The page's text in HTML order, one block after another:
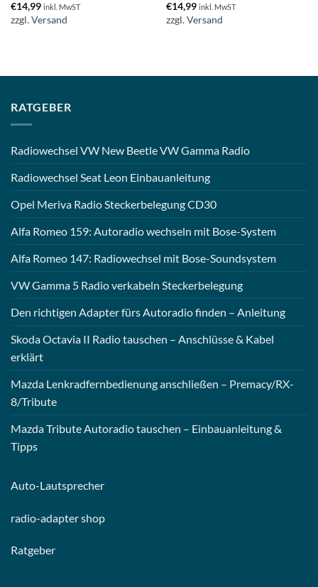
€14,99 inkl. MwST
zzgl.Versand
€14,99 inkl. MwST
zzgl.Versand
RATGEBER
Radiowechsel VW New Beetle VW Gamma Radio
Radiowechsel Seat Leon Einbauanleitung
Opel Meriva Radio Steckerbelegung CD30
Alfa Romeo 159: Autoradio wechseln mit Bose-System
Alfa Romeo 147: Radiowechsel mit Bose-Soundsystem
VW Gamma 5 Radio verkabeln Steckerbelegung
Den richtigen Adapter fürs Autoradio finden – Anleitung
Skoda Octavia II Radio tauschen – Anschlüsse & Kabel
erklärt
Mazda Lenkradfernbedienung anschließen – Premacy/RX-
8/Tribute
Mazda Tribute Autoradio tauschen – Einbauanleitung &
Tipps
Auto-Lautsprecher
radio-adapter shop
Ratgeber